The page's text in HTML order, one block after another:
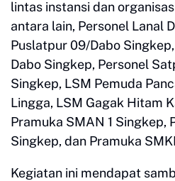
lintas instansi dan
antara lain, Personel Lanal
Puslatpur 09/Dabo
Dabo Singkep, Personel
Singkep, LSM Pemuda
Lingga, LSM Gagak Hitam
Pramuka SMAN 1 Singkep,
Singkep, dan Pramuka
Kegiatan ini mendapat